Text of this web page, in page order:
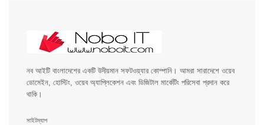
নব আইটি বাংলাদেশের একটি উদীয়মান সফটওয়্যার কোম্পানি। আমরা সারাদেশে ওয়েব
ডোমেইন, হোস্টিং, ওয়েব অ্যাপ্লিকেশন এবং ডিজিটাল মার্কেটিং পরিসেবা প্রদান করে
থাকি।
সাইটম্যাপ